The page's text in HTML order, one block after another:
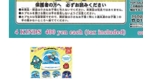
よくあるご質問